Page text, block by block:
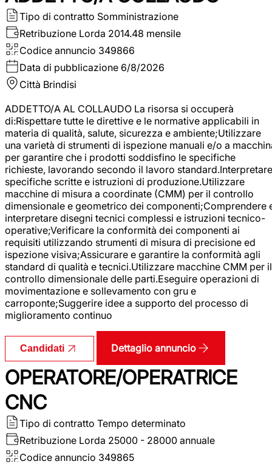
Tipo di contratto Somministrazione
Retribuzione Lorda 2014.48 mensile
Codice annuncio 349866
Data di pubblicazione 6/8/2026
Città Brindisi
ADDETTO/A AL COLLAUDO La risorsa si occuperà
di:Rispettare tutte le direttive e le normative applicabili in
materia di qualità, salute, sicurezza e ambiente;Utilizzare
una varietà di strumenti di ispezione manuali e/o a
per garantire che i prodotti soddisfino le specifiche
richieste, lavorando secondo il lavoro standard.Interpretare
specifiche scritte e istruzioni di produzione.Utilizzare
macchine di misura a coordinate (CMM) per il controllo
dimensionale e geometrico dei componenti;Comprendere
interpretare disegni tecnici complessi e istruzioni tecnico-
operative;Verificare la conformità dei componenti ai
requisiti utilizzando strumenti di misura di precisione ed
ispezione visiva;Assicurare e garantire la conformità agli
standard di qualità e tecnici.Utilizzare macchine CMM per il
controllo dimensionale delle parti.Eseguire operazioni di
movimentazione e sollevamento con gru e
carroponte;Suggerire idee a supporto del processo di
miglioramento continuo
Candidati Dettaglio annuncio
OPERATORE/OPERATRICE
CNC
Tipo di contratto Tempo determinato
Retribuzione Lorda 25000 - 28000 annuale
Codice annuncio 349865